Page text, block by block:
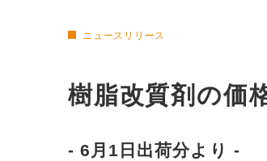
ニュースリリース
樹脂改質剤の価
- 6月1日出荷分より -